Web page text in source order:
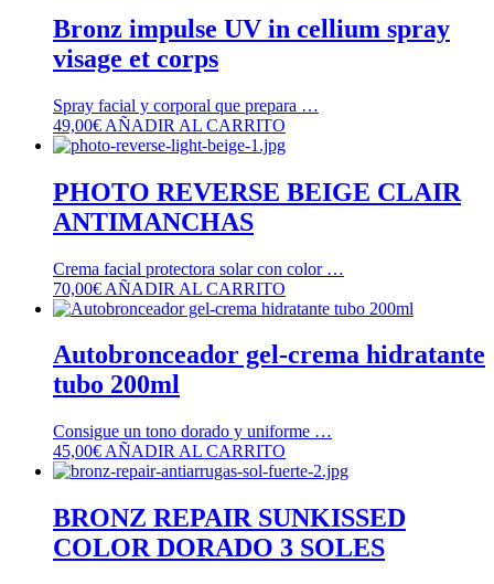
Bronz impulse UV in cellium spray
visage et corps
Spray facial y corporal que prepara …
49,00€ AÑADIR AL CARRITO
PHOTO REVERSE BEIGE CLAIR
ANTIMANCHAS
Crema facial protectora solar con color …
70,00€ AÑADIR AL CARRITO
Autobronceador gel-crema hidratante
tubo 200ml
Consigue un tono dorado y uniforme …
45,00€ AÑADIR AL CARRITO
BRONZ REPAIR SUNKISSED
COLOR DORADO 3 SOLES